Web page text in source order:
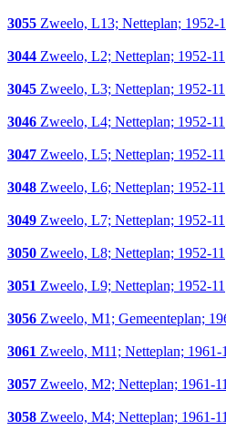
3055 Zweelo, L13; Netteplan; 1952-
3044 Zweelo, L2; Netteplan; 1952-11
3045 Zweelo, L3; Netteplan; 1952-11
3046 Zweelo, L4; Netteplan; 1952-11
3047 Zweelo, L5; Netteplan; 1952-11
3048 Zweelo, L6; Netteplan; 1952-11
3049 Zweelo, L7; Netteplan; 1952-11
3050 Zweelo, L8; Netteplan; 1952-11
3051 Zweelo, L9; Netteplan; 1952-11
3056 Zweelo, M1; Gemeenteplan;
3061 Zweelo, M11; Netteplan; 1961-
3057 Zweelo, M2; Netteplan; 1961-
3058 Zweelo, M4; Netteplan; 1961-